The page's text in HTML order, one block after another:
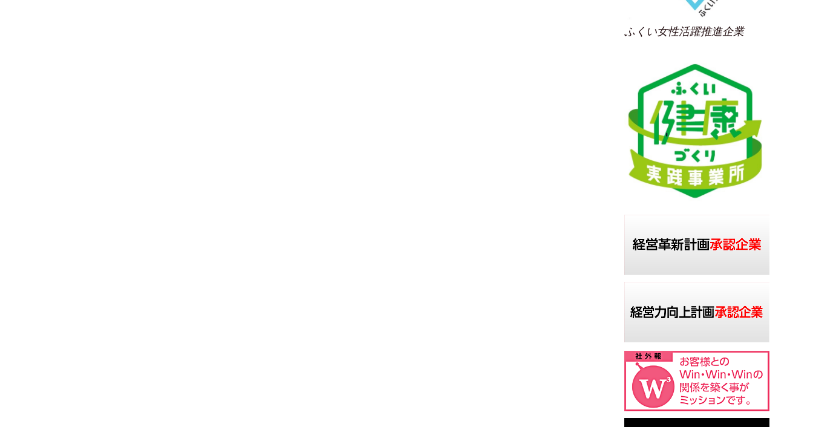
ふくい女性活躍推進企業